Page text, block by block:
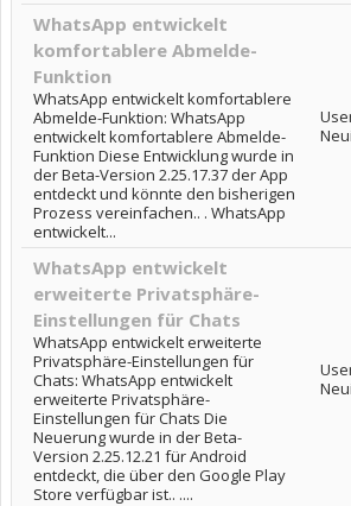
WhatsApp entwickelt
komfortablere Abmelde-
Funktion
WhatsApp entwickelt komfortablere
Abmelde-Funktion: WhatsApp
entwickelt komfortablere Abmelde-
Funktion Diese Entwicklung wurde in
der Beta-Version 2.25.17.37 der App
entdeckt und könnte den bisherigen
Prozess vereinfachen.. . WhatsApp
entwickelt...
WhatsApp entwickelt
erweiterte Privatsphäre-
Einstellungen für Chats
WhatsApp entwickelt erweiterte
Privatsphäre-Einstellungen für
Chats: WhatsApp entwickelt
erweiterte Privatsphäre-
Einstellungen für Chats Die
Neuerung wurde in der Beta-
Version 2.25.12.21 für Android
entdeckt, die über den Google Play
Store verfügbar ist.. ....